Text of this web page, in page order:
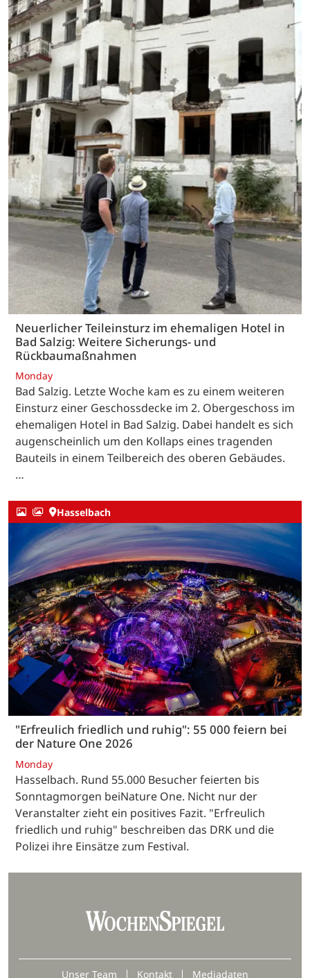
Neuerlicher Teileinsturz im ehemaligen Hotel in
Bad Salzig: Weitere Sicherungs- und
Rückbaumaßnahmen
Monday
Bad Salzig. Letzte Woche kam es zu einem weiteren
Einsturz einer Geschossdecke im 2. Obergeschoss im
ehemaligen Hotel in Bad Salzig. Dabei handelt es sich
augenscheinlich um den Kollaps eines tragenden
Bauteils in einem Teilbereich des oberen Gebäudes.
…
Hasselbach
"Erfreulich friedlich und ruhig": 55 000 feiern bei
der Nature One 2026
Monday
Hasselbach. Rund 55.000 Besucher feierten bis
Sonntagmorgen beiNature One. Nicht nur der
Veranstalter zieht ein positives Fazit. "Erfreulich
friedlich und ruhig" beschreiben das DRK und die
Polizei ihre Einsätze zum Festival.
Unser Team Kontakt Mediadaten